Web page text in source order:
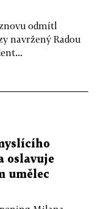
odmítl
navržený Radou
oslavuje
umělec